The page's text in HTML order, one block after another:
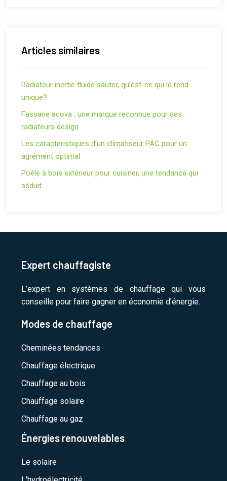
Articles similaires
Radiateur inertie fluide sauter, qu’est-ce qui le rend
unique?
Fassane acova : une marque reconnue pour ses
radiateurs design
Les caractéristiques d’un climatiseur PAC pour un
agrément optimal
Poêle à bois extérieur pour cuisiner, une tendance qui
séduit.
Expert chauffagiste
L’expert en systèmes de chauffage qui vous
conseille pour faire gagner en économie d’énergie.
Modes de chauffage
Cheminées tendances
Chauffage électrique
Chauffage au bois
Chauffage solaire
Chauffage au gaz
Énergies renouvelables
Le solaire